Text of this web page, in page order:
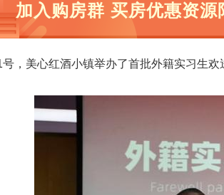
加入购房群 买房优惠资源
号，美心红酒小镇举办了首批外籍实习生